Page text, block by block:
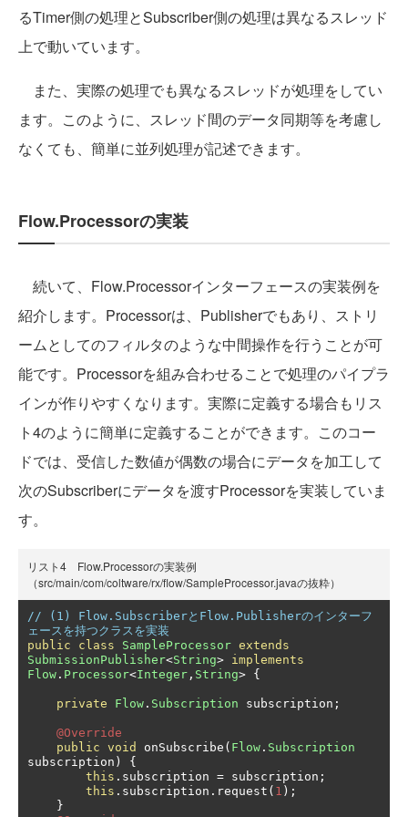
るTimer側の処理とSubscriber側の処理は異なるスレッド
上で動いています。
また、実際の処理でも異なるスレッドが処理をしてい
ます。このように、スレッド間のデータ同期等を考慮し
なくても、簡単に並列処理が記述できます。
Flow.Processorの実装
続いて、Flow.Processorインターフェースの実装例を
紹介します。Processorは、Publisherでもあり、ストリ
ームとしてのフィルタのような中間操作を行うことが可
能です。Processorを組み合わせることで処理のパイプラ
インが作りやすくなります。実際に定義する場合もリス
ト4のように簡単に定義することができます。このコー
ドでは、受信した数値が偶数の場合にデータを加工して
次のSubscriberにデータを渡すProcessorを実装していま
す。
リスト4 Flow.Processorの実装例
（src/main/com/coltware/rx/flow/SampleProcessor.javaの抜粋）
// (1) Flow.SubscriberとFlow.Publisherのインターフ
ェースを持つクラスを実装
public
class SampleProcessor extends
SubmissionPublisher<String> implements
Flow . Processor<Integer , String> {
private Flow . Subscription subscription ;
@Override
public void onSubscribe ( Flow . Subscription
subscription )
{
this . subscription = subscription ;
this . subscription . request ( 1 );
}